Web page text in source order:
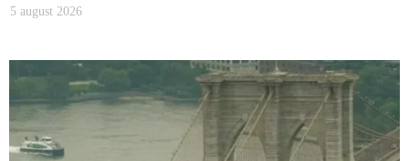
5 august 2026